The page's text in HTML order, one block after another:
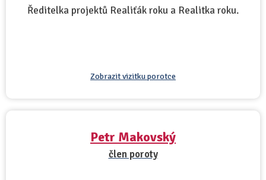
Ředitelka projektů Realiťák roku a Realitka roku.
Zobrazit vizitku porotce
Petr Makovský
člen poroty